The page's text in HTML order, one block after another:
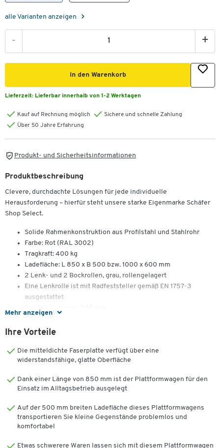
alle Varianten anzeigen
- +
In den Warenkorb
Lieferzeit: Lieferbar innerhalb von 1-2 Werktagen
Kauf auf Rechnung möglich
Sichere und schnelle Zahlung
Über 50 Jahre Erfahrung
Produkt- und Sicherheitsinformationen
Mehr anzeigen
Produktbeschreibung
Clevere, durchdachte Lösungen für jede individuelle
Herausforderung – hierfür steht unsere starke Eigenmarke Schäfer
Shop Select.
Solide Rahmenkonstruktion aus Profilstahl und Stahlrohr
Farbe: Rot (RAL 3002)
Tragkraft: 400 kg
Ladefläche: L 850 x B 500 bzw. 1000 x 600 mm
2 Lenk- und 2 Bockrollen, grau, rollengelagert
Eine Lenkrolle ist mit Radfeststeller gemäß EN 1757-3
ausgestattet
Raddurchmesser: 200 mm
Zerlegte Anlieferung, leichte Montage
Ihre Vorteile
Die mitteldichte Faserplatte verfügt über eine
widerstandsfähige, glatte Oberfläche
Dank einer Länge von 850 mm ist der Plattformwagen für den
Einsatz im Alltagsbetrieb ausgelegt
Auf der 500 mm breiten Ladefläche dieses Plattformwagens
transportieren Sie kleine Gegenstände problemlos und
komfortabel
Etwas schwerere Waren lassen sich mit diesem Plattformwagen